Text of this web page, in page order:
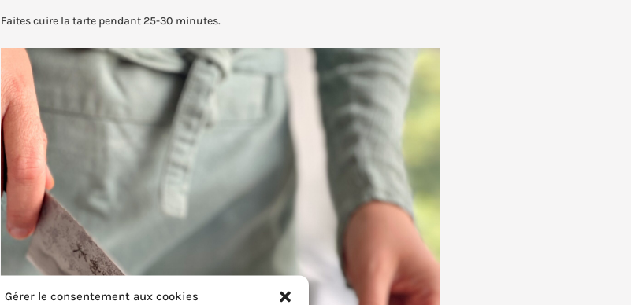
Gérer le consentement aux cookies
Faites cuire la tarte pendant 25-30 minutes.